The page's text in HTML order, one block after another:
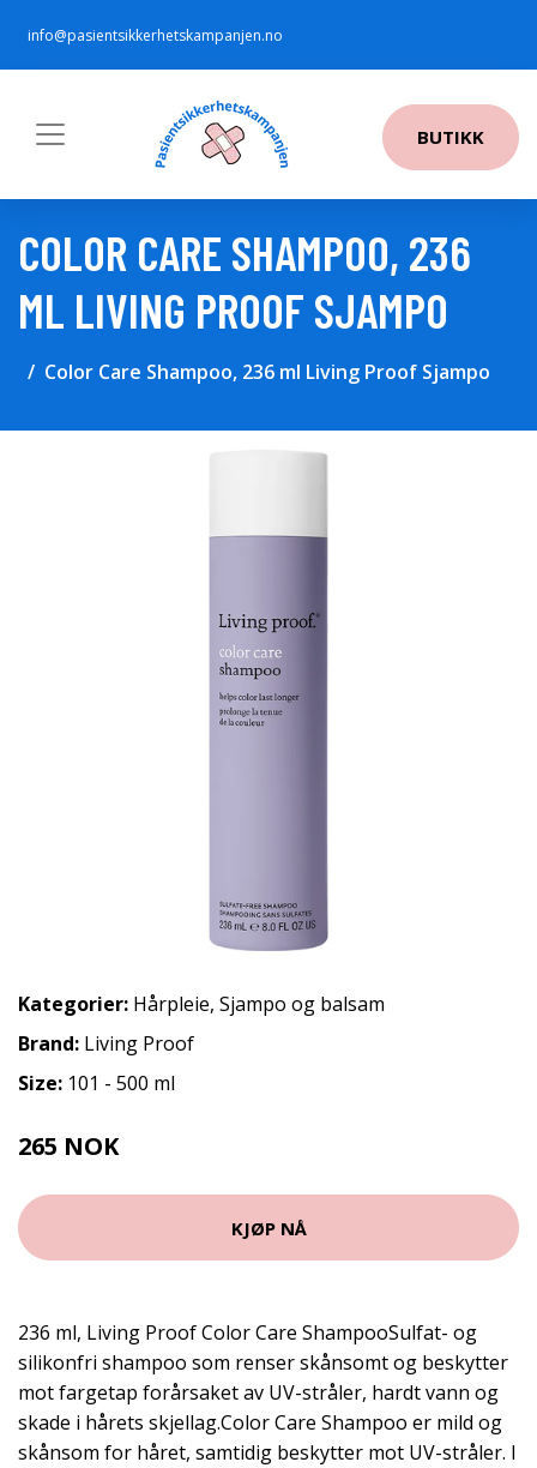
info@pasientsikkerhetskampanjen.no
BUTIKK
COLOR CARE SHAMPOO, 236
ML LIVING PROOF SJAMPO
Color Care Shampoo, 236 ml Living Proof Sjampo
Kategorier: Hårpleie, Sjampo og balsam
Brand: Living Proof
Size: 101 - 500 ml
265 NOK
KJØP NÅ
236 ml, Living Proof Color Care ShampooSulfat- og
silikonfri shampoo som renser skånsomt og beskytter
mot fargetap forårsaket av UV-stråler, hardt vann og
skade i hårets skjellag.Color Care Shampoo er mild og
skånsom for håret, samtidig beskytter mot UV-stråler. I